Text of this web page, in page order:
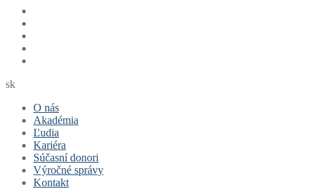
sk
O nás
Akadémia
Ľudia
Kariéra
Súčasní donori
Výročné správy
Kontakt